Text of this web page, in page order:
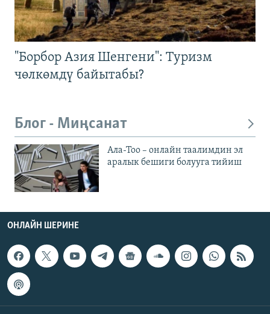
"Борбор Азия Шенгени": Туризм
чөлкөмдү байытабы?
Блог - Миңсанат
Ала-Тоо – онлайн таалимдин эл
аралык бешиги болууга тийиш
ОНЛАЙН ШЕРИНЕ